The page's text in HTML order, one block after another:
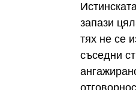
запази
тях не се
съседни